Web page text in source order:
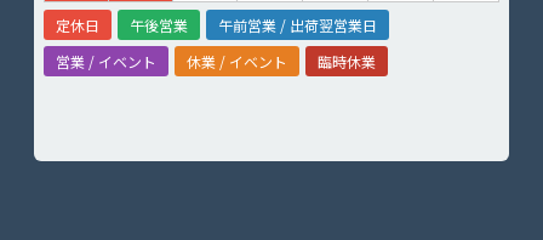
定休日 午後営業
午前営業 / 出荷翌営業日
営業 / イベント
休業 / イベント 臨時休業